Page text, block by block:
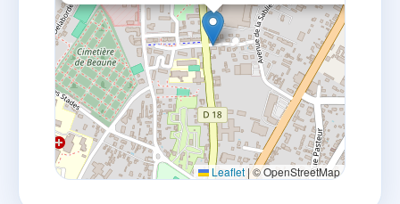
Leaflet |© OpenStreetMap